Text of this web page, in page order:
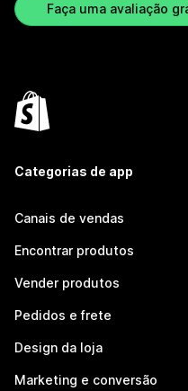
Faça uma avaliação
Categorias de app
Canais de vendas
Encontrar produtos
Vender produtos
Pedidos e frete
Design da loja
Marketing e conversão